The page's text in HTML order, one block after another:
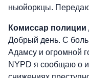
ньюйоркцы.
Комиссар полиции
Добрый день. С
Адамсу и огромной
NYPD я сообщаю о